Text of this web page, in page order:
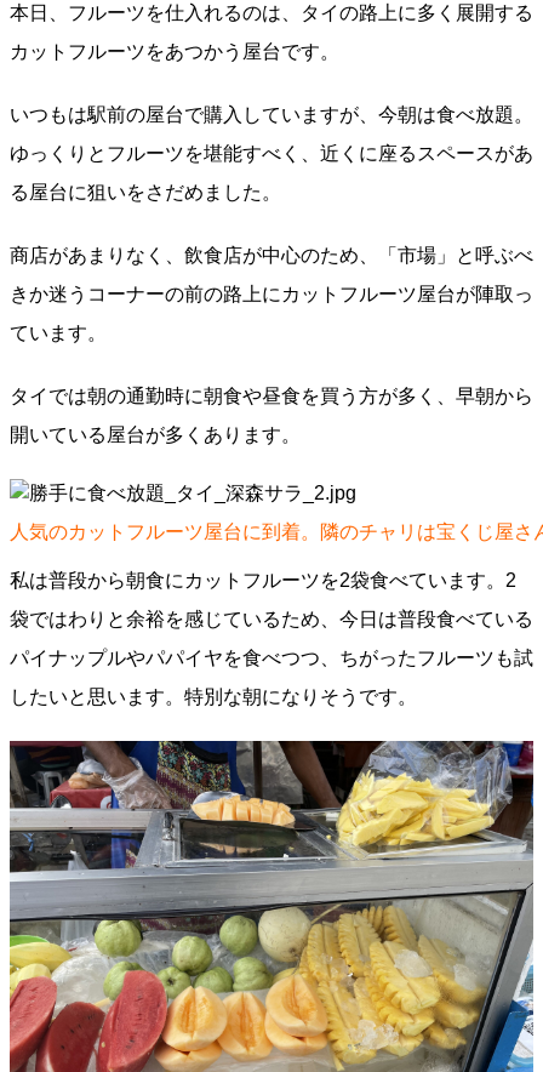
本日、フルーツを仕入れるのは、タイの路上に多く展開する
カットフルーツをあつかう屋台です。
いつもは駅前の屋台で購入していますが、今朝は食べ放題。
ゆっくりとフルーツを堪能すべく、近くに座るスペースがあ
る屋台に狙いをさだめました。
商店があまりなく、飲食店が中心のため、「市場」と呼ぶべ
きか迷うコーナーの前の路上にカットフルーツ屋台が陣取っ
ています。
タイでは朝の通勤時に朝食や昼食を買う方が多く、早朝から
開いている屋台が多くあります。
人気のカットフルーツ屋台に到着。隣のチャリは宝くじ屋さ
私は普段から朝食にカットフルーツを2袋食べています。2
袋ではわりと余裕を感じているため、今日は普段食べている
パイナップルやパパイヤを食べつつ、ちがったフルーツも試
したいと思います。特別な朝になりそうです。